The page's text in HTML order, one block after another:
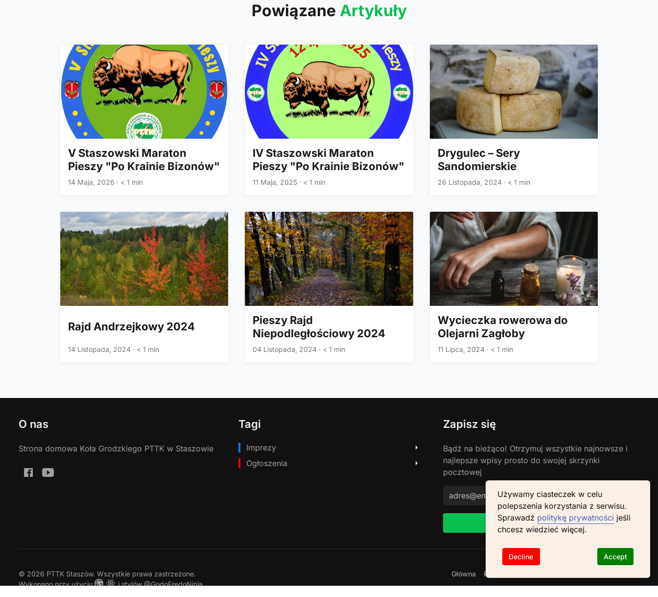
Używamy ciasteczek w celu
polepszenia korzystania z serwisu.
Sprawadź politykę prywatności jeśli
chcesz wiedzieć więcej.
Decline Accept
Powiązane Artykuły
V Staszowski Maraton
Pieszy "Po Krainie Bizonów"
14 Maja, 2026 · < 1 min
IV Staszowski Maraton
Pieszy "Po Krainie Bizonów"
11 Maja, 2025 · < 1 min
Drygulec – Sery
Sandomierskie
26 Listopada, 2024 · < 1 min
Rajd Andrzejkowy 2024
14 Listopada, 2024 · < 1 min
Pieszy Rajd
Niepodległościowy 2024
04 Listopada, 2024 · < 1 min
Wycieczka rowerowa do
Olejarni Zagłoby
11 Lipca, 2024 · < 1 min
O nas
Strona domowa Koła Grodzkiego PTTK w Staszowie
Tagi
Imprezy
Ogłoszenia
Zapisz się
Bądź na bieżąco! Otrzymuj wszystkie najnowsze i
najlepsze wpisy prosto do swojej skrzynki
pocztowej
Kontynuuj
© 2026 PTTK Staszów. Wszystkie prawa zastrzeżone.
Wykonanoprzy użyciu i stylów@GodoFredoNinja.
Główna Polityka prywatności